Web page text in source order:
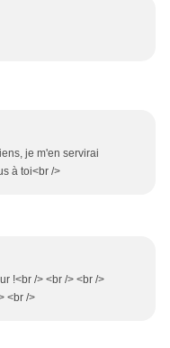
je m'en servirai
à toi<br />
!<br /> <br /> <br />
<br />